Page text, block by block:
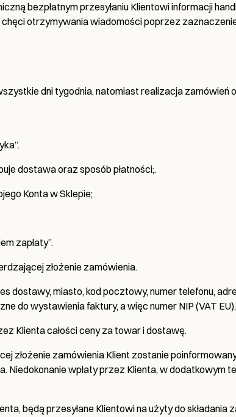
bezpłatnym przesyłaniu Klientowi informacji
otrzymywania wiadomości poprzez
dni tygodnia, natomiast realizacja zamówień
dostawa oraz sposób płatności;.
Konta w Sklepie;
zapłaty”.
złożenie zamówienia.
dostawy, miasto, kod pocztowy, numer telefonu,
do wystawienia faktury, a więc numer NIP (VAT
Klienta całości ceny za towar i dostawę.
złożenie zamówienia Klient zostanie
Niedokonanie wpłaty przez Klienta, w dodatkowym
będą przesyłane Klientowi na użyty do składania